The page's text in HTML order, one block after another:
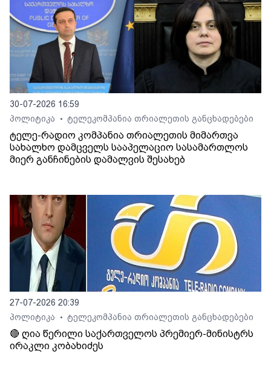
30-07-2026 16:59
პოლიტიკა
• ტელეკომპანია თრიალეთის განცხადებები
ტელე-რადიო კომპანია თრიალეთის მიმართვა
სახალხო დამცველს სააპელაციო სასამართლოს
მიერ განჩინების დამალვის შესახებ
27-07-2026 20:39
პოლიტიკა
• ტელეკომპანია თრიალეთის განცხადებები
🔴 ღია წერილი საქართველოს პრემიერ-მინისტრს
ირაკლი კობახიძეს